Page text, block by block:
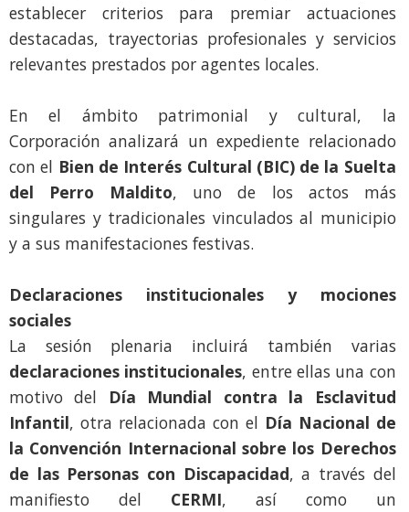
establecer criterios para premiar actuaciones
destacadas, trayectorias profesionales y servicios
relevantes prestados por agentes locales.
En el ámbito patrimonial y cultural, la
Corporación analizará un expediente relacionado
con el Bien de Interés Cultural (BIC) de la Suelta
del Perro Maldito, uno de los actos más
singulares y tradicionales vinculados al municipio
y a sus manifestaciones festivas.
Declaraciones institucionales y mociones
sociales
La sesión plenaria incluirá también varias
declaraciones institucionales, entre ellas una con
motivo del Día Mundial contra la Esclavitud
Infantil, otra relacionada con el Día Nacional de
la Convención Internacional sobre los Derechos
de las Personas con Discapacidad, a través del
manifiesto del CERMI, así como un